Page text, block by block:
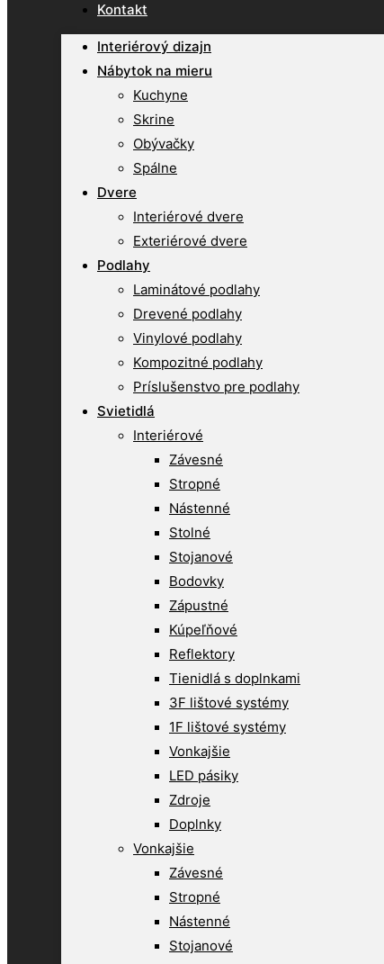
Kontakt
Interiérový dizajn
Nábytok na mieru
Kuchyne
Skrine
Obývačky
Spálne
Dvere
Interiérové dvere
Exteriérové dvere
Podlahy
Laminátové podlahy
Drevené podlahy
Vinylové podlahy
Kompozitné podlahy
Príslušenstvo pre podlahy
Svietidlá
Interiérové
Závesné
Stropné
Nástenné
Stolné
Stojanové
Bodovky
Zápustné
Kúpeľňové
Reflektory
Tienidlá s doplnkami
3F lištové systémy
1F lištové systémy
Vonkajšie
LED pásiky
Zdroje
Doplnky
Vonkajšie
Závesné
Stropné
Nástenné
Stojanové